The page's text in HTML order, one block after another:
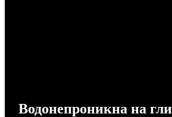
Водонепроникна на